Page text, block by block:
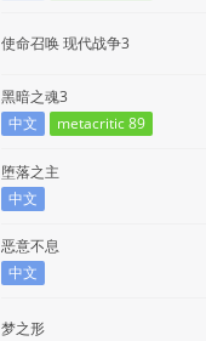
使命召唤 现代战争3
黑暗之魂3
中文
metacritic 89
堕落之主
中文
恶意不息
中文
梦之形